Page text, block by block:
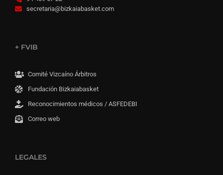
secretaria@bizkaiabasket.com
+ FVIB
Comité Vizcaíno Árbitros
Fundación Bizkaiabasket
Reconocimientos médicos / ASFEDEBI
Correo web
LEGALES